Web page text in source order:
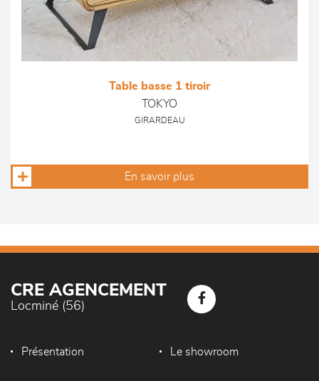
Table basse 1 tiroir
TOKYO
GIRARDEAU
En savoir plus
CRE AGENCEMENT
Locminé (56)
Présentation Le showroom